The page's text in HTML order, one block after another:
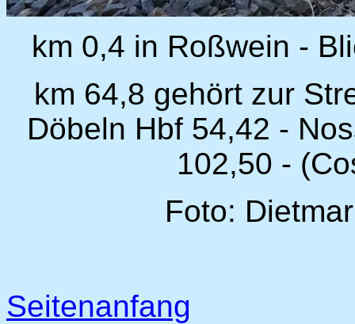
km 0,4 in Roßwein -
km 64,8 gehört zur
Döbeln Hbf 54,42 -
102,50 -
Foto:
Seitenanfang